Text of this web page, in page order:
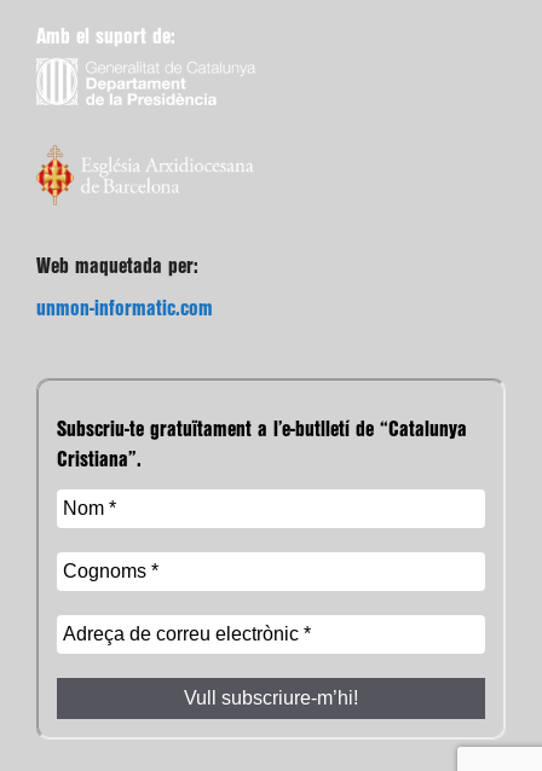
Amb el suport de:
Web maquetada per:
unmon-informatic.com
Subscriu-te gratuïtament a l’e-butlletí de “Catalunya
Cristiana”.